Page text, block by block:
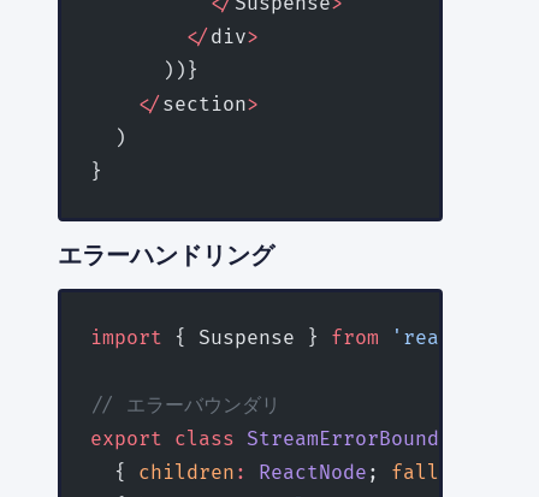
        </
div>
      ))}
    </
section>
  )
}
エラーハンドリング
import { Suspense } from 'react'
// エラーバウンダリ
export class StreamErrorBoundary
  {
children : ReactNode ; fallback